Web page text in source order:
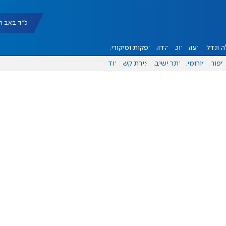
כ"ד באב תשפ"ו
ונדל"ן דעות אוכל יהדות הפקות וסיקורים
ספורט פורומים אתר ישיבה יצירת קשר עוד